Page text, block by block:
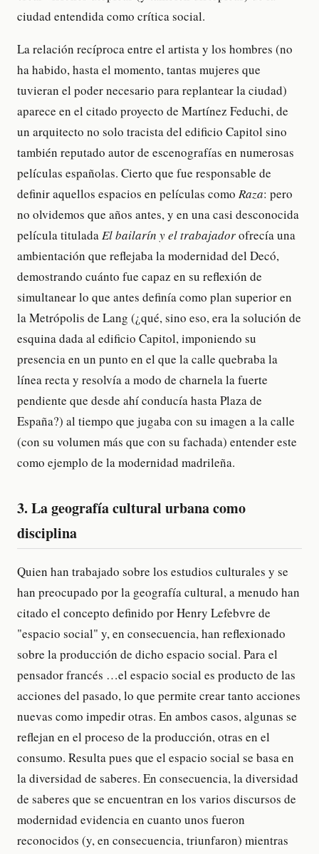
ciudad entendida como crítica social.
La relación recíproca entre el artista y los hombres (no
ha habido, hasta el momento, tantas mujeres que
tuvieran el poder necesario para replantear la ciudad)
aparece en el citado proyecto de Martínez Feduchi, de
un arquitecto no solo tracista del edificio Capitol sino
también reputado autor de escenografías en numerosas
películas españolas. Cierto que fue responsable de
definir aquellos espacios en películas como Raza: pero
no olvidemos que años antes, y en una casi desconocida
película titulada El bailarín y el trabajadorofrecía una
ambientación que reflejaba la modernidad del Decó,
demostrando cuánto fue capaz en su reflexión de
simultanear lo que antes definía como plan superior en
la Metrópolis de Lang (¿qué, sino eso, era la solución de
esquina dada al edificio Capitol, imponiendo su
presencia en un punto en el que la calle quebraba la
línea recta y resolvía a modo de charnela la fuerte
pendiente que desde ahí conducía hasta Plaza de
España?) al tiempo que jugaba con su imagen a la calle
(con su volumen más que con su fachada) entender este
como ejemplo de la modernidad madrileña.
3. La geografía cultural urbana como
disciplina
Quien han trabajado sobre los estudios culturales y se
han preocupado por la geografía cultural, a menudo han
citado el concepto definido por Henry Lefebvre de
"espacio social" y, en consecuencia, han reflexionado
sobre la producción de dicho espacio social. Para el
pensador francés …el espacio social es producto de las
acciones del pasado, lo que permite crear tanto acciones
nuevas como impedir otras. En ambos casos, algunas se
reflejan en el proceso de la producción, otras en el
consumo. Resulta pues que el espacio social se basa en
la diversidad de saberes. En consecuencia, la diversidad
de saberes que se encuentran en los varios discursos de
modernidad evidencia en cuanto unos fueron
reconocidos (y, en consecuencia, triunfaron) mientras